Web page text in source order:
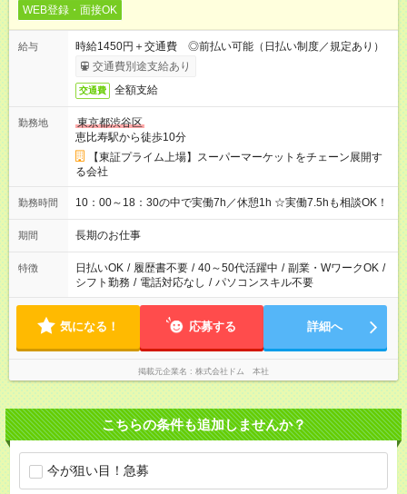
WEB登録・面接OK
給与
時給1450円＋交通費 ◎前払い可能（日払い制度／規定あり）
交通費別途支給あり
交通費 全額支給
勤務地
東京都渋谷区
恵比寿駅から徒歩10分
【東証プライム上場】スーパーマーケットをチェーン展開す
る会社
勤務時間 10：00～18：30の中で実働7h／休憩1h ☆実働7.5hも相談OK！
期間 長期のお仕事
特徴 日払いOK / 履歴書不要 / 40～50代活躍中 / 副業・WワークOK /
シフト勤務 / 電話対応なし / パソコンスキル不要
気になる！ 応募する 詳細へ
掲載元企業名 株式会社ドム 本社
こちらの条件も追加しませんか？
今が狙い目！急募